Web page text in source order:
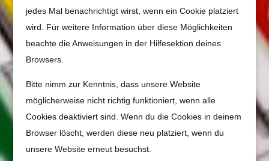
jedes Mal benachrichtigt wirst, wenn ein Cookie platziert
wird. Für weitere Information über diese Möglichkeiten
beachte die Anweisungen in der Hilfesektion deines
Browsers.
Bitte nimm zur Kenntnis, dass unsere Website
möglicherweise nicht richtig funktioniert, wenn alle
Cookies deaktiviert sind. Wenn du die Cookies in deinem
Browser löscht, werden diese neu platziert, wenn du
unsere Website erneut besuchst.